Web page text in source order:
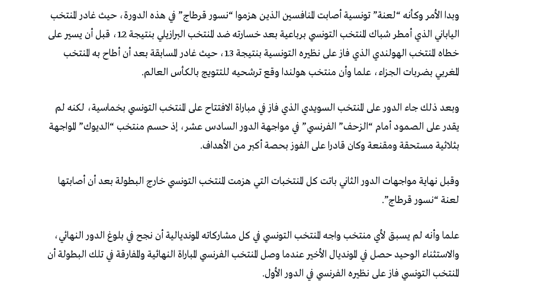
وبدا الأمر وكأنه “لعنة” تونسية أصابت المنافسين الذين هزموا “نسور قرطاج” في هذه الدورة، حيث غادر المنتخب
الياباني الذي أمطر شباك المنتخب التونسي برباعية بعد خسارته ضد المنتخب البرازيلي بنتيجة 2ـ1، قبل أن يسير على
خطاه المنتخب الهولندي الذي فاز على نظيره التونسية بنتيجة 3ـ1، حيث غادر المسابقة بعد أن أطاح به المنتخب
المغربي بضربات الجزاء، علما وأن منتخب هولندا وقع ترشحيه للتتويج بالكأس العالم.
وبعد ذلك جاء الدور على المنتخب السويدي الذي فاز في مباراة الافتتاح على المنتخب التونسي بخماسية، لكنه لم
يقدر على الصمود أمام “الزحف” الفرنسي” في مواجهة الدور السادس عشر، إذ حسم منتخب “الديوك” المواجهة
بثلاثية مستحقة ومقنعة وكان قادرا على الفوز بحصة أكبر من الأهداف.
وقبل نهاية مواجهات الدور الثاني باتت كل المنتخبات التي هزمت المنتخب التونسي خارج البطولة بعد أن أصابتها
لعنة “نسور قرطاج”.
علما وأنه لم يسبق لأي منتخب واجه المنتخب التونسي في كل مشاركاته المونديالية أن نجح في بلوغ الدور النهائي،
والاستثناء الوحيد حصل في المونديال الأخير عندما وصل المنتخب الفرنسي المباراة النهائية والمفارقة في تلك البطولة أن
المنتخب التونسي فاز على نظيره الفرنسي في الدور الأول.